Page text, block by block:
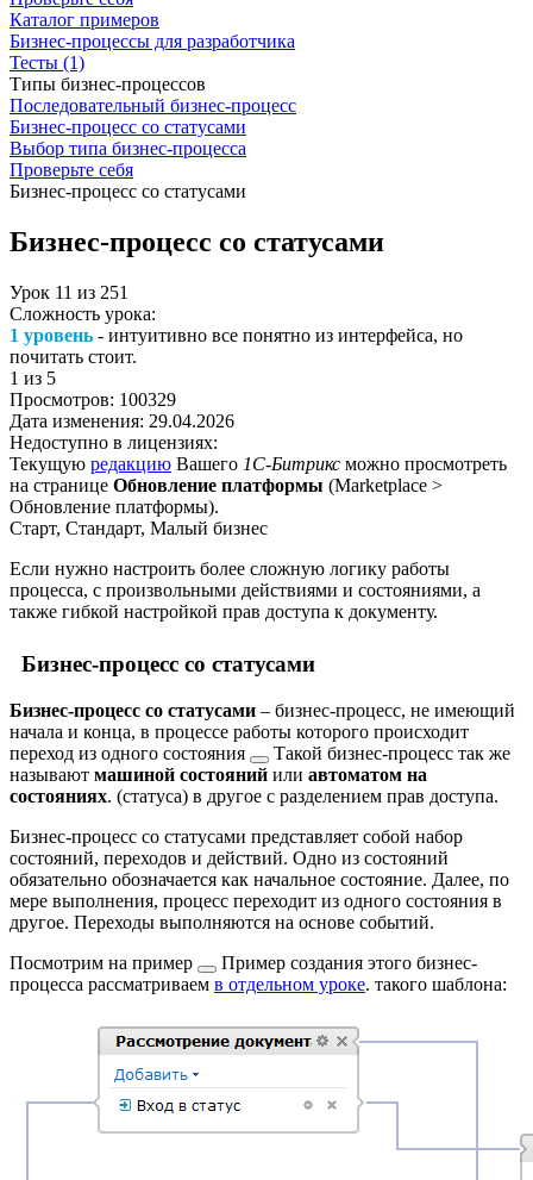
Каталог примеров
Бизнес-процессы для разработчика
Тесты (1)
Типы бизнес-процессов
Последовательный бизнес-процесс
Бизнес-процесс со статусами
Выбор типа бизнес-процесса
Проверьте себя
Бизнес-процесс со статусами
Бизнес-процесс со статусами
Урок 11 из 251
Сложность урока:
1 уровень - интуитивно все понятно из интерфейса, но
почитать стоит.
1 из 5
Просмотров: 100329
Дата изменения: 29.04.2026
Недоступно в лицензиях:
Текущую редакцию Вашего 1С-Битрикс можно просмотреть
на странице Обновление платформы (Marketplace >
Обновление платформы).
Старт, Стандарт, Малый бизнес
Если нужно настроить более сложную логику работы
процесса, с произвольными действиями и состояниями, а
также гибкой настройкой прав доступа к документу.
Бизнес-процесс со статусами
Бизнес-процесс со статусами – бизнес-процесс, не имеющий
начала и конца, в процессе работы которого происходит
переход из одного состояния
Такой бизнес-процесс так же
называют машиной состояний или автоматом на
состояниях. (статуса) в другое с разделением прав доступа.
Бизнес-процесс со статусами представляет собой набор
состояний, переходов и действий. Одно из состояний
обязательно обозначается как начальное состояние. Далее, по
мере выполнения, процесс переходит из одного состояния в
другое. Переходы выполняются на основе событий.
Посмотрим на пример
Пример создания этого бизнес-
процесса рассматриваем в отдельном уроке. такого шаблона: